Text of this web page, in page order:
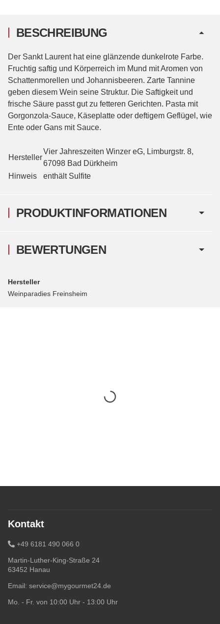
PRODUKTINFORMATIONEN
BESCHREIBUNG
Der Sankt Laurent hat eine glänzende dunkelrote Farbe.
Fruchtig saftig und Körperreich im Mund mit Aromen von
Schattenmorellen und Johannisbeeren. Zarte Tannine
geben diesem Wein seine Struktur. Die Saftigkeit und
frische Säure passt gut zu fetteren Gerichten. Pasta mit
Gorgonzola-Sauce, Käseplatte oder deftigem Geflügel, wie
Ente oder Gans mit Sauce.
Hersteller
Vier Jahreszeiten Winzer eG, Limburgstr. 8,
67098 Bad Dürkheim
Hinweis
enthält Sulfite
BEWERTUNGEN
Hersteller
Weinparadies Freinsheim
Kontakt
+49 6181 490 066 0
Martin-Luther-King-Straße 24
63452 Hanau
Email: service@mygourmet24.de
Mo. - Fr. von 10:00 Uhr - 13:00 Uhr